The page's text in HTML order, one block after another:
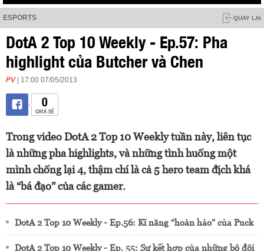
ESPORTS QUAY LẠI
DotA 2 Top 10 Weekly - Ep.57: Pha
highlight của Butcher và Chen
PV | 17:00 07/05/2013
0
CHIA SẺ
Trong video DotA 2 Top 10 Weekly tuần này, liên tục
là những pha highlights, và những tình huống một
mình chống lại 4, thậm chí là cả 5 hero team địch khá
là “bá đạo” của các gamer.
DotA 2 Top 10 Weekly - Ep.56: Kĩ năng “hoàn hảo” của Puck
DotA 2 Top 10 Weekly - Ep. 55: Sự kết hợp của những bộ đôi